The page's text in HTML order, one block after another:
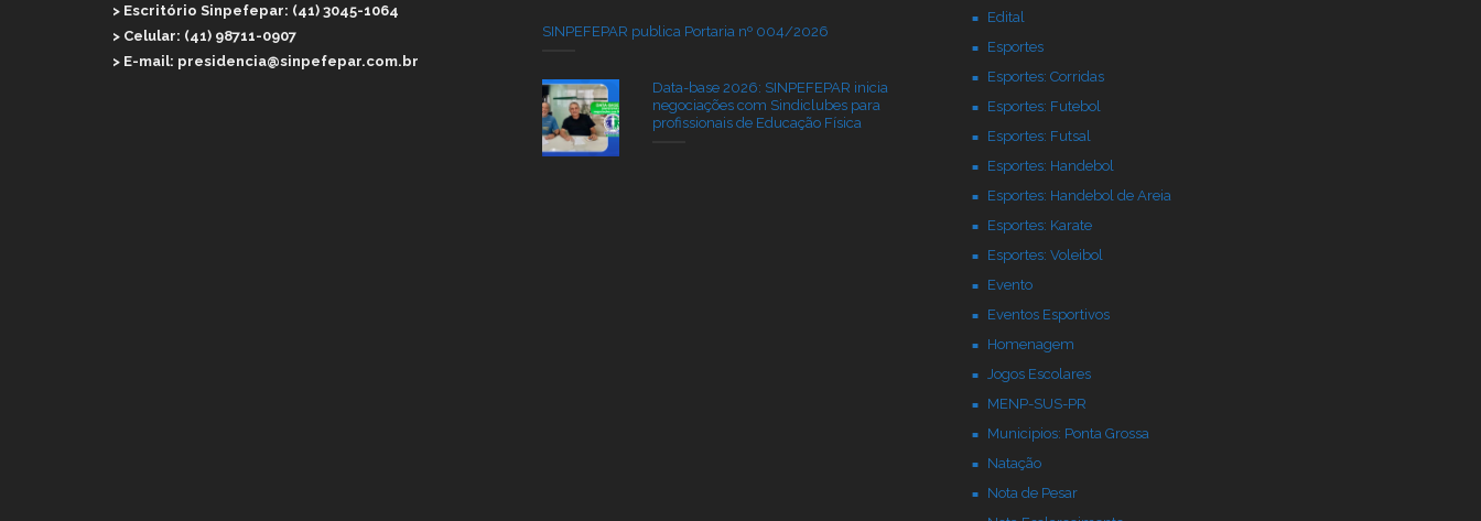
> Escritório Sinpefepar: (41) 3045-1064
> Celular: (41) 98711-0907
> E-mail: presidencia@sinpefepar.com.br
SINPEFEPAR publica Portaria nº 004/2026
Data-base 2026: SINPEFEPAR inicia
negociações com Sindiclubes para
profissionais de Educação Física
Edital
Esportes
Esportes: Corridas
Esportes: Futebol
Esportes: Futsal
Esportes: Handebol
Esportes: Handebol de Areia
Esportes: Karate
Esportes: Voleibol
Evento
Eventos Esportivos
Homenagem
Jogos Escolares
MENP-SUS-PR
Municipios: Ponta Grossa
Natação
Nota de Pesar